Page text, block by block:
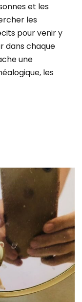
et les
les
pour venir y
dans chaque
une
les